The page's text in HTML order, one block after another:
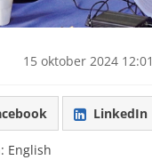
15 oktober 2024 12:01
LinkedIn
English